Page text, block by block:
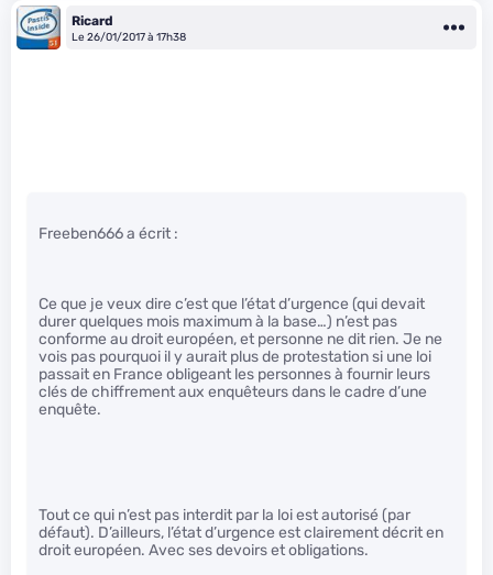
Ricard
Le 26/01/2017 à 17h38
Freeben666 a écrit :
Ce que je veux dire c’est que l’état d’urgence (qui devait
durer quelques mois maximum à la base…) n’est pas
conforme au droit européen, et personne ne dit rien. Je ne
vois pas pourquoi il y aurait plus de protestation si une loi
passait en France obligeant les personnes à fournir leurs
clés de chiffrement aux enquêteurs dans le cadre d’une
enquête.
Tout ce qui n’est pas interdit par la loi est autorisé (par
défaut). D’ailleurs, l’état d’urgence est clairement décrit en
droit européen. Avec ses devoirs et obligations.